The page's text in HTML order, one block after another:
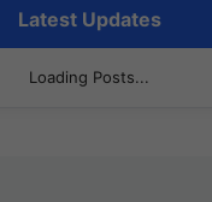
Latest Updates
Loading Posts...